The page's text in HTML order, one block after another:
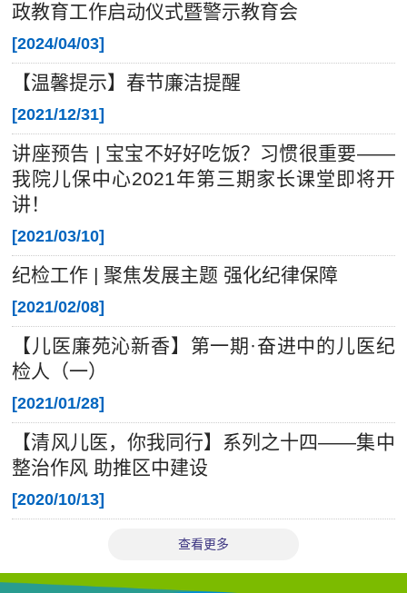
政教育工作启动仪式暨警示教育会
[2024/04/03]
【温馨提示】春节廉洁提醒
[2021/12/31]
讲座预告 | 宝宝不好好吃饭？习惯很重要——
我院儿保中心2021年第三期家长课堂即将开
讲！
[2021/03/10]
纪检工作 | 聚焦发展主题 强化纪律保障
[2021/02/08]
【儿医廉苑沁新香】第一期·奋进中的儿医纪
检人（一）
[2021/01/28]
【清风儿医，你我同行】系列之十四——集中
整治作风 助推区中建设
[2020/10/13]
查看更多